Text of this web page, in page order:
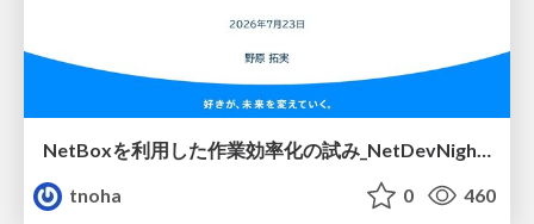
NetBoxを利用した作業効率化の試み_NetDevNight4
tnoha
0 460